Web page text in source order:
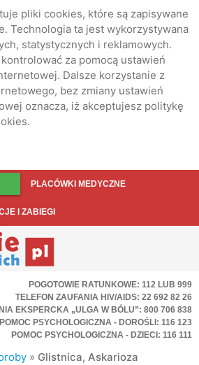
pliki cookies, które są zapisywane
Technologia ta jest wykorzystywana
statystycznych i reklamowych.
za pomocą ustawień
Dalsze korzystanie z
bez zmiany ustawień
oznacza, iż akceptujesz politykę
PLACÓWKI MEDYCZNE
I ZABIEGI
POGOTOWIE RATUNKOWE: 112 LUB 999
TELEFON ZAUFANIA HIV/AIDS: 22 692 82 26
EKSPERCKA „ULGA W BÓLU”: 800 706 838
POMOC PSYCHOLOGICZNA - DOROŚLI: 116 123
POMOC PSYCHOLOGICZNA - DZIECI: 116 111
» Glistnica, Askarioza